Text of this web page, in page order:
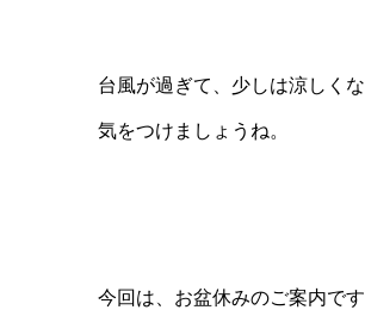
台風が過ぎて、少しは涼しく
気をつけましょうね。
今回は、お盆休みのご案内です